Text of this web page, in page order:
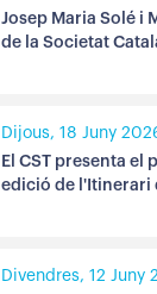
Josep Maria Solé i
de la Societat
Dijous, 18 Juny
El CST presenta el
edició de l'Itinerari
Divendres, 12 Juny